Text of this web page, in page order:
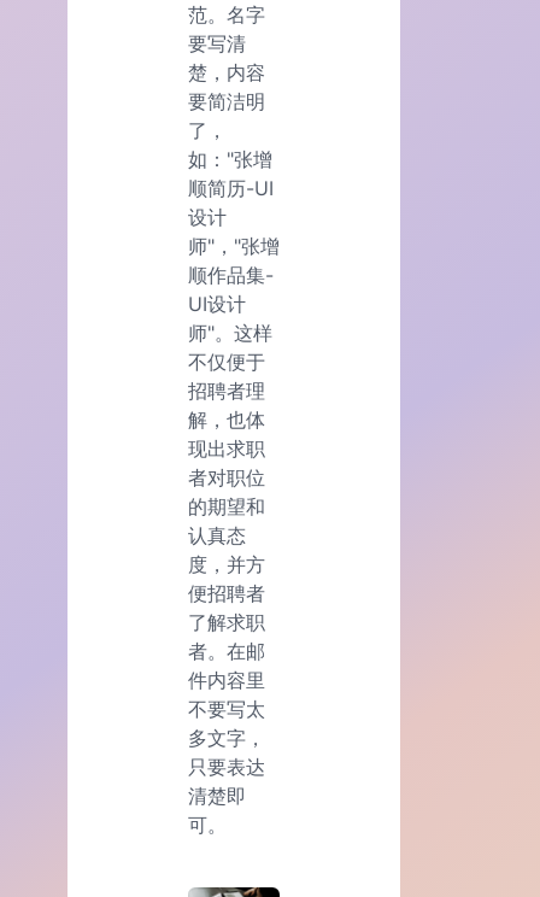
范。名字
要写清
楚，内容
要简洁明
了，
如："张增
顺简历-UI
设计
师"，"张增
顺作品集-
UI设计
师"。这样
不仅便于
招聘者理
解，也体
现出求职
者对职位
的期望和
认真态
度，并方
便招聘者
了解求职
者。在邮
件内容里
不要写太
多文字，
只要表达
清楚即
可。